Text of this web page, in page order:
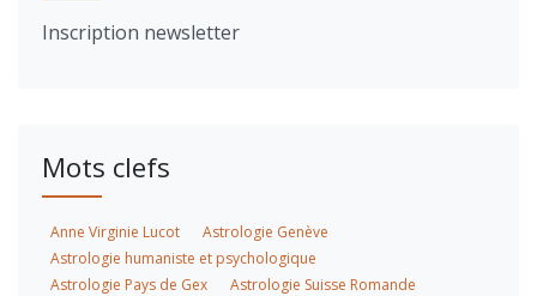
Inscription newsletter
Mots clefs
Anne Virginie Lucot
Astrologie Genève
Astrologie humaniste et psychologique
Astrologie Pays de Gex
Astrologie Suisse Romande